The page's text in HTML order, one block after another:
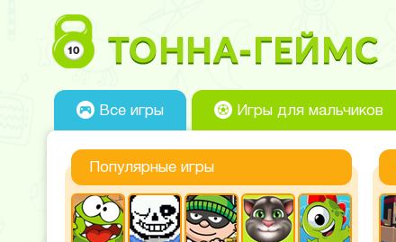
Все игры Игры для мальчиков
Популярные игры